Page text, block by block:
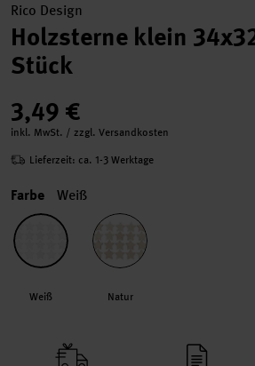
Rico Design
Holzsterne klein
Stück
3,49 €
inkl. MwSt. / zzgl. Versandkosten
Lieferzeit: ca. 1-3 Werktage
Farbe Weiß
Weiß Natur